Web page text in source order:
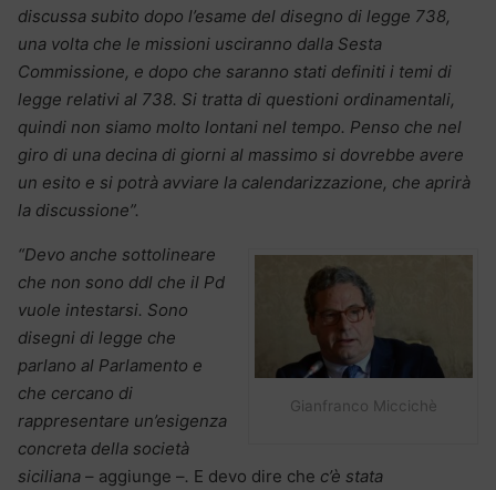
discussa subito dopo l’esame del disegno di legge 738,
una volta che le missioni usciranno dalla Sesta
Commissione, e dopo che saranno stati definiti i temi di
legge relativi al 738. Si tratta di questioni ordinamentali,
quindi non siamo molto lontani nel tempo. Penso che nel
giro di una decina di giorni al massimo si dovrebbe avere
un esito e si potrà avviare la calendarizzazione, che aprirà
la discussione”.
Gianfranco Miccichè
“Devo anche sottolineare
che non sono ddl che il Pd
vuole intestarsi. Sono
disegni di legge che
parlano al Parlamento e
che cercano di
rappresentare un’esigenza
concreta della società
siciliana – aggiunge –. E devo dire che c’è stata